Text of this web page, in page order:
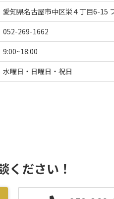
愛知県名古屋市中区栄４丁目6-15
052-269-1662
9:00~18:00
水曜日・日曜日・祝日
ください！